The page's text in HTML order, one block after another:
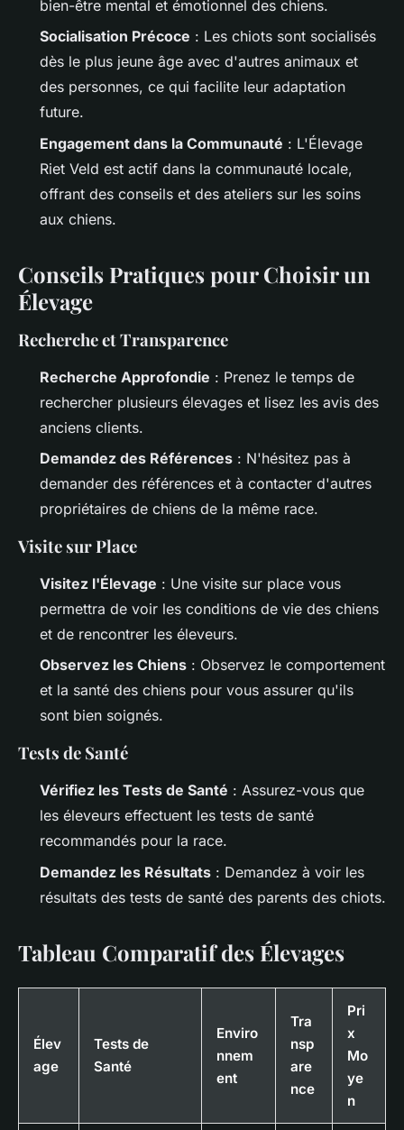
bien-être mental et émotionnel des chiens.
Socialisation Précoce : Les chiots sont socialisés
dès le plus jeune âge avec d'autres animaux et
des personnes, ce qui facilite leur adaptation
future.
Engagement dans la Communauté : L'Élevage
Riet Veld est actif dans la communauté locale,
offrant des conseils et des ateliers sur les soins
aux chiens.
Conseils Pratiques pour Choisir un
Élevage
Recherche et Transparence
Recherche Approfondie : Prenez le temps de
rechercher plusieurs élevages et lisez les avis des
anciens clients.
Demandez des Références : N'hésitez pas à
demander des références et à contacter d'autres
propriétaires de chiens de la même race.
Visite sur Place
Visitez l'Élevage : Une visite sur place vous
permettra de voir les conditions de vie des chiens
et de rencontrer les éleveurs.
Observez les Chiens : Observez le comportement
et la santé des chiens pour vous assurer qu'ils
sont bien soignés.
Tests de Santé
Vérifiez les Tests de Santé : Assurez-vous que
les éleveurs effectuent les tests de santé
recommandés pour la race.
Demandez les Résultats : Demandez à voir les
résultats des tests de santé des parents des chiots.
Tableau Comparatif des Élevages
Élev
age
Tests de
Santé
Enviro
nnem
ent
Tra
nsp
are
nce
Pri
x
Mo
ye
n